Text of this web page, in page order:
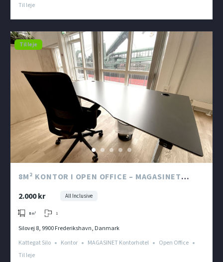
Til leje
Til leje
8M² KONTOR I OPEN OFFICE – MAGASINET
2.000 kr All Inclusive
8 m² 1
Silovej 8, 9900 Frederikshavn, Danmark
Kattegat Silo
Kontor MAGASINET Kontorhotel
Open Office
Til leje